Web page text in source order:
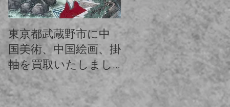
東京都武蔵野市に中
国美術、中国絵画、掛
軸を買取いたしまし
た。
東京都練馬区にシャ
ネルのバッグ・アク
セサリーを出張買取
いたしました。